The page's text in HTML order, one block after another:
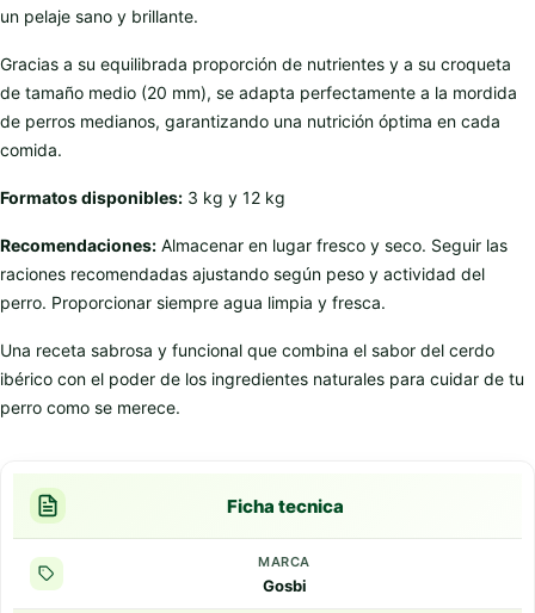
un pelaje sano y brillante.
Gracias a su equilibrada proporción de nutrientes y a su croqueta
de tamaño medio (20 mm), se adapta perfectamente a la mordida
de perros medianos, garantizando una nutrición óptima en cada
comida.
Formatos disponibles: 3 kg y 12 kg
Recomendaciones: Almacenar en lugar fresco y seco. Seguir las
raciones recomendadas ajustando según peso y actividad del
perro. Proporcionar siempre agua limpia y fresca.
Una receta sabrosa y funcional que combina el sabor del cerdo
ibérico con el poder de los ingredientes naturales para cuidar de tu
perro como se merece.
Ficha tecnica
MARCA
Gosbi